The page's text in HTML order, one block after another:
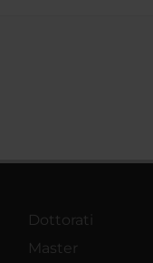
Dottorati
Master